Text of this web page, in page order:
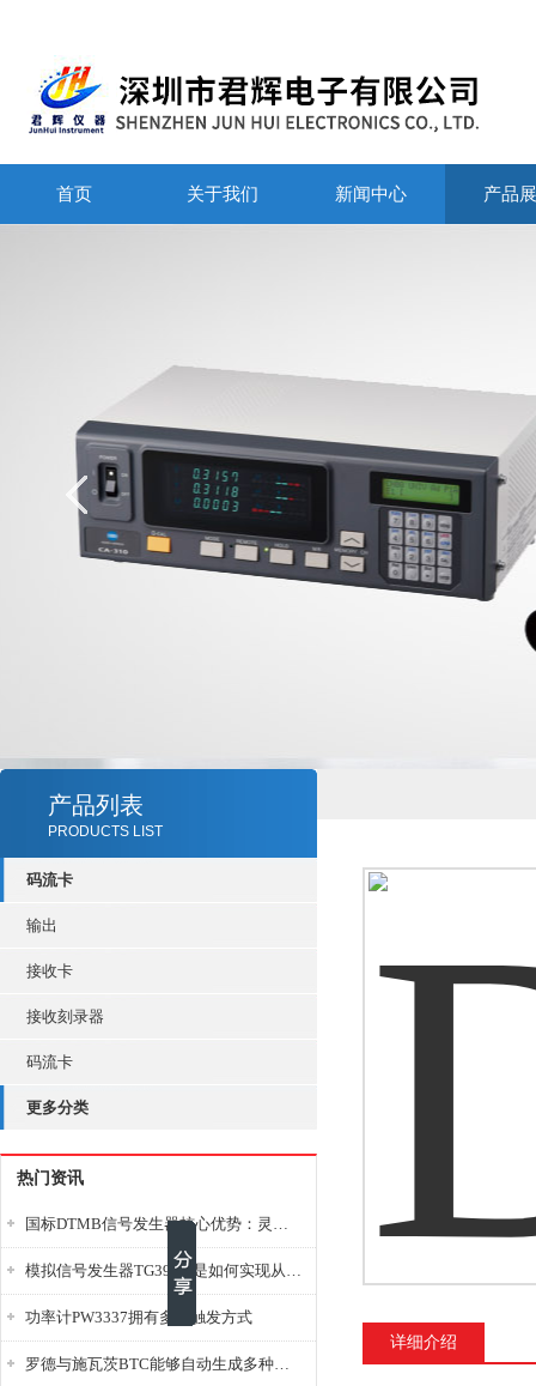
首页 关于我们 新闻中心 产品
产品列表
PRODUCTS LIST
码流卡
输出
接收卡
接收刻录器
码流卡
更多分类
热门资讯
国标DTMB信号发生器核心优势：灵活性与准确性的结合
模拟信号发生器TG39BX是如何实现从直流到交流的波形转换?
功率计PW3337拥有多种触发方式
罗德与施瓦茨BTC能够自动生成多种音视频信号
详细介绍